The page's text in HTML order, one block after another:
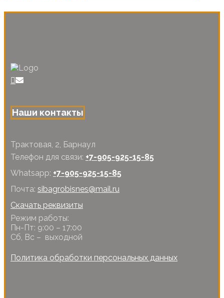
Наши контакты
Трактовая, 2, Барнаул
Телефон для связи: +7-905-925-15-85
Whatsapp: +7-905-925-15-85
Почта: sibagrobisnes@mail.ru
Скачать реквизиты
Режим работы:
Пн-Пт: 9:00 – 17:00
Сб, Вс – выходной
Политика обработки персональных данных